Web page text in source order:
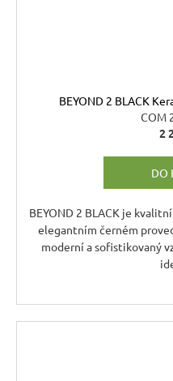
BEYOND 2 BLACK
COM
2
DO
BEYOND 2 BLACK je
elegantním černém
moderní a sofistikovaný